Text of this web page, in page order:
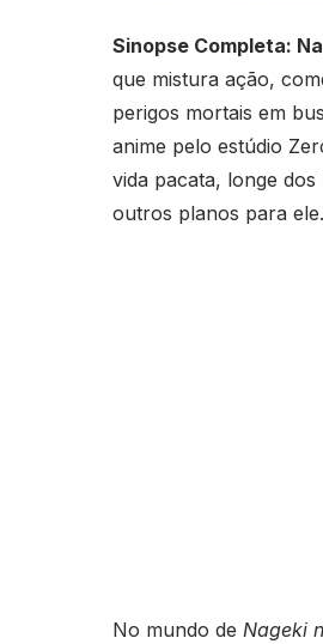
Sinopse Completa:
que mistura ação,
perigos mortais em
anime pelo estúdio
vida pacata, longe
outros planos para ele.
No mundo de Nageki